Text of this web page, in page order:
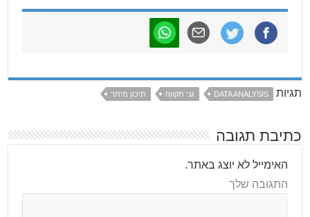
תגיות DATA ANALYSIS גני תקווה תיכון מיתר
כתיבת תגובה
האימייל לא יוצג באתר.
התגובה שלך